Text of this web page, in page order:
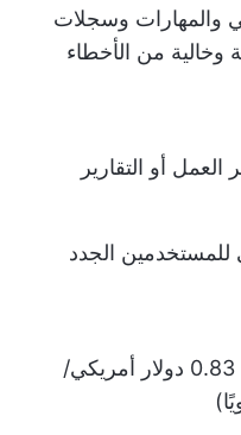
والمهارات وسجلات
وخالية من الأخطاء
أو التقارير
الجدد
0.83 دولار أمريكي/